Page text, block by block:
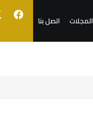
المجلات اتصل بنا